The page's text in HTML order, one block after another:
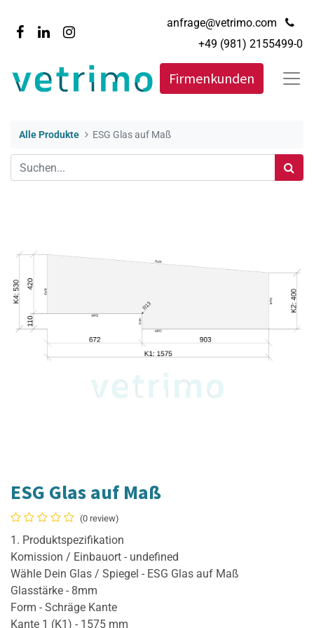
anfrage@vetrimo.com
+49 (981) 2155499-0
Firmenkunden
Alle Produkte ESG Glas auf Maß
ESG Glas auf Maß
(0 review)
1. Produktspezifikation
Komission / Einbauort - undefined
Wähle Dein Glas / Spiegel - ESG Glas auf Maß
Glasstärke - 8mm
Form - Schräge Kante
Kante 1 (K1) - 1575 mm